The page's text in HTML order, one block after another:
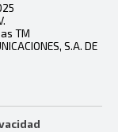
TM
S.A. DE